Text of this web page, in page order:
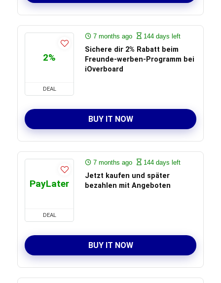
2%
DEAL
7 months ago 144 days left
Sichere dir 2% Rabatt beim
Freunde-werben-Programm bei
iOverboard
BUY IT NOW
PayLater
DEAL
7 months ago 144 days left
Jetzt kaufen und später
bezahlen mit Angeboten
BUY IT NOW